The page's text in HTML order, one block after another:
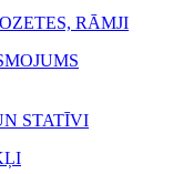
RĀMJI
STATĪVI